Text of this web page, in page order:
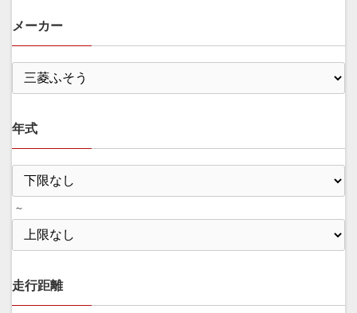
メーカー
年式
～
走行距離